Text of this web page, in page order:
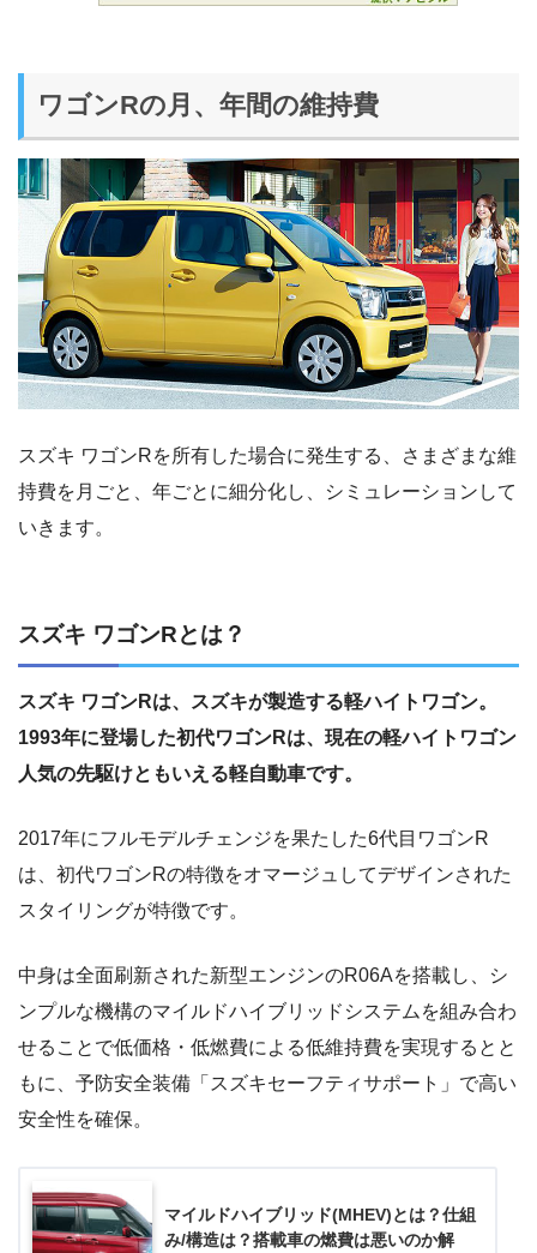
ワゴンRの月、年間の維持費
スズキ ワゴンRを所有した場合に発生する、さまざまな維
持費を月ごと、年ごとに細分化し、シミュレーションして
いきます。
スズキ ワゴンRとは？
スズキ ワゴンRは、スズキが製造する軽ハイトワゴン。
1993年に登場した初代ワゴンRは、現在の軽ハイトワゴン
人気の先駆けともいえる軽自動車です。
2017年にフルモデルチェンジを果たした6代目ワゴンR
は、初代ワゴンRの特徴をオマージュしてデザインされた
スタイリングが特徴です。
中身は全面刷新された新型エンジンのR06Aを搭載し、シ
ンプルな機構のマイルドハイブリッドシステムを組み合わ
せることで低価格・低燃費による低維持費を実現するとと
もに、予防安全装備「スズキセーフティサポート」で高い
安全性を確保。
マイルドハイブリッド(MHEV)とは？仕組
み/構造は？搭載車の燃費は悪いのか解